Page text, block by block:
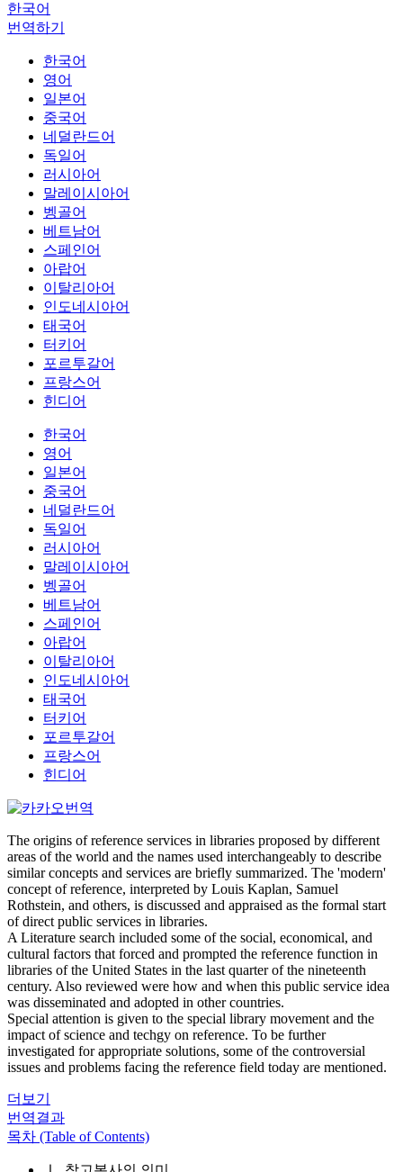
한국어
번역하기
한국어
영어
일본어
중국어
네덜란드어
독일어
러시아어
말레이시아어
벵골어
베트남어
스페인어
아랍어
이탈리아어
인도네시아어
태국어
터키어
포르투갈어
프랑스어
힌디어
한국어
영어
일본어
중국어
네덜란드어
독일어
러시아어
말레이시아어
벵골어
베트남어
스페인어
아랍어
이탈리아어
인도네시아어
태국어
터키어
포르투갈어
프랑스어
힌디어
The origins of reference services in libraries proposed by different
areas of the world and the names used interchangeably to describe
similar concepts and services are briefly summarized. The 'modern'
concept of reference, interpreted by Louis Kaplan, Samuel
Rothstein, and others, is discussed and appraised as the formal start
of direct public services in libraries.
A Literature search included some of the social, economical, and
cultural factors that forced and prompted the reference function in
libraries of the United States in the last quarter of the nineteenth
century. Also reviewed were how and when this public service idea
was disseminated and adopted in other countries.
Special attention is given to the special library movement and the
impact of science and techgy on reference. To be further
investigated for appropriate solutions, some of the controversial
issues and problems facing the reference field today are mentioned.
더보기
번역결과
목차 (Table of Contents)